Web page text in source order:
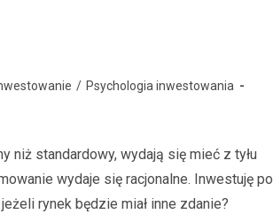
/ Psychologia inwestowania
niż standardowy, wydają się mieć z tyłu
wydaje się racjonalne. Inwestuję po
rynek będzie miał inne zdanie?